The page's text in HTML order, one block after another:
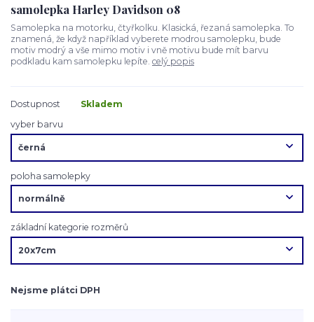
samolepka Harley Davidson 08
Samolepka na motorku, čtyřkolku. Klasická, řezaná samolepka. To
znamená, že když například vyberete modrou samolepku, bude
motiv modrý a vše mimo motiv i vně motivu bude mít barvu
podkladu kam samolepku lepíte. celý popis
Dostupnost
Skladem
vyber barvu
poloha samolepky
základní kategorie rozměrů
Nejsme plátci DPH